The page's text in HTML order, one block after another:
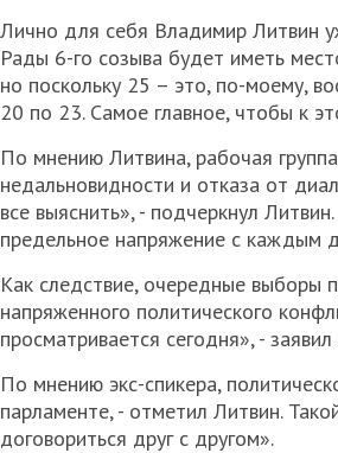
Лично для себя Владимир Литвин
Рады 6-го созыва будет иметь
но поскольку 25 – это, по-моему,
20 по 23. Самое главное, чтобы к
По мнению Литвина, рабочая
недальновидности и отказа от
все выяснить», - подчеркнул
предельное напряжение с каждым
Как следствие, очередные выборы
напряженного политического
просматривается сегодня», -
По мнению экс-спикера,
парламенте, - отметил Литвин.
договориться друг с другом».